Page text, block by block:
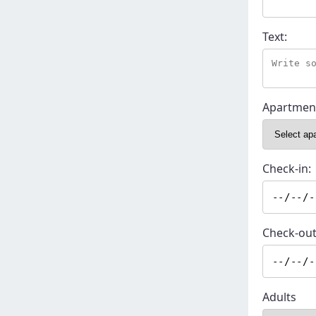
Text:
Check-in:
Check-
Adults